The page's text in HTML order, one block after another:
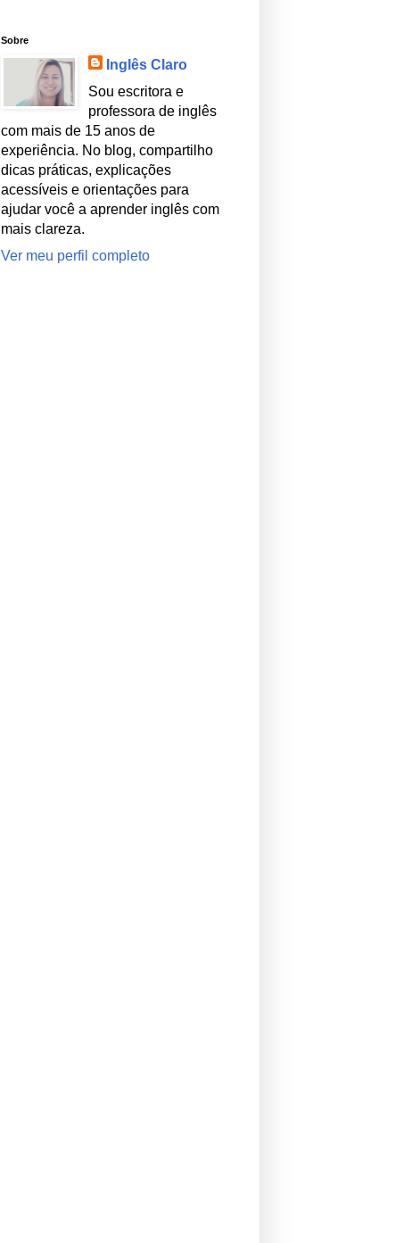
Sobre
Inglês Claro
Sou escritora e
professora de inglês
com mais de 15 anos de
experiência. No blog, compartilho
dicas práticas, explicações
acessíveis e orientações para
ajudar você a aprender inglês com
mais clareza.
Ver meu perfil completo